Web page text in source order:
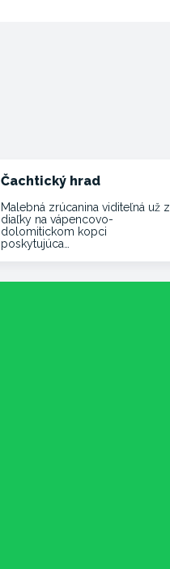
Čachtický hrad
Malebná zrúcanina viditeľná už z
diaľky na vápencovo-
dolomitickom kopci
poskytujúca…